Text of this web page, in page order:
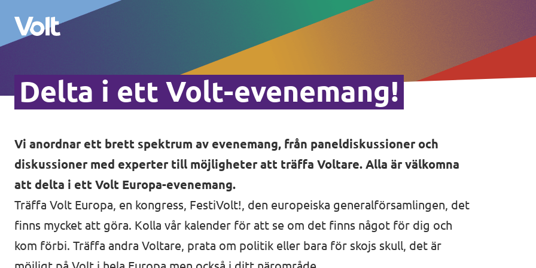
Välj ett språk
Svenska
Regioner
Volt Stockholm
Volt Västra Götaland
Politik
Om Volt
Personer
Delta i ett Volt-evenemang!
Vi anordnar ett brett spektrum av evenemang, från paneldiskussioner och
diskussioner med experter till möjligheter att träffa Voltare. Alla är välkomna
att delta i ett Volt Europa-evenemang.
Träffa Volt Europa, en kongress, FestiVolt!, den europeiska generalförsamlingen, det
finns mycket att göra. Kolla vår kalender för att se om det finns något för dig och
kom förbi. Träffa andra Voltare, prata om politik eller bara för skojs skull, det är